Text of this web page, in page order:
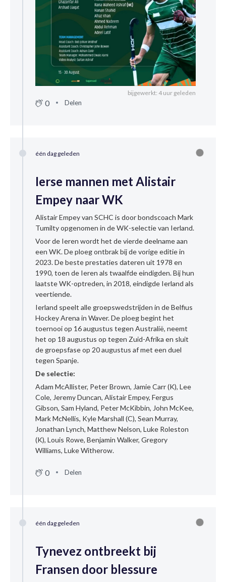
bijgewerkt: 4 uur geleden
0 Delen
één dag geleden
Ierse mannen met Alistair
Empey naar WK
Alistair Empey van SCHC is door bondscoach Mark
Tumilty opgenomen in de WK-selectie van Ierland.
Voor de Ieren wordt het de vierde deelname aan
een WK. De ploeg ontbrak bij de vorige editie in
2023. De beste prestaties dateren uit 1978 en
1990, toen de Ieren als twaalfde eindigden. Bij hun
laatste WK-optreden, in 2018, eindigde Ierland als
veertiende.
Ierland speelt alle groepswedstrijden in de Belfius
Hockey Arena in Waver. De ploeg begint het
toernooi op 16 augustus tegen Australië, neemt
het op 18 augustus op tegen Zuid-Afrika en sluit
de groepsfase op 20 augustus af met een duel
tegen Spanje.
De selectie:
Adam McAllister, Peter Brown, Jamie Carr (K), Lee
Cole, Jeremy Duncan, Alistair Empey, Fergus
Gibson, Sam Hyland, Peter McKibbin, John McKee,
Mark McNellis, Kyle Marshall (C), Sean Murray,
Jonathan Lynch, Matthew Nelson, Luke Roleston
(K), Louis Rowe, Benjamin Walker, Gregory
Williams, Luke Witherow.
0 Delen
één dag geleden
Tynevez ontbreekt bij
Fransen door blessure